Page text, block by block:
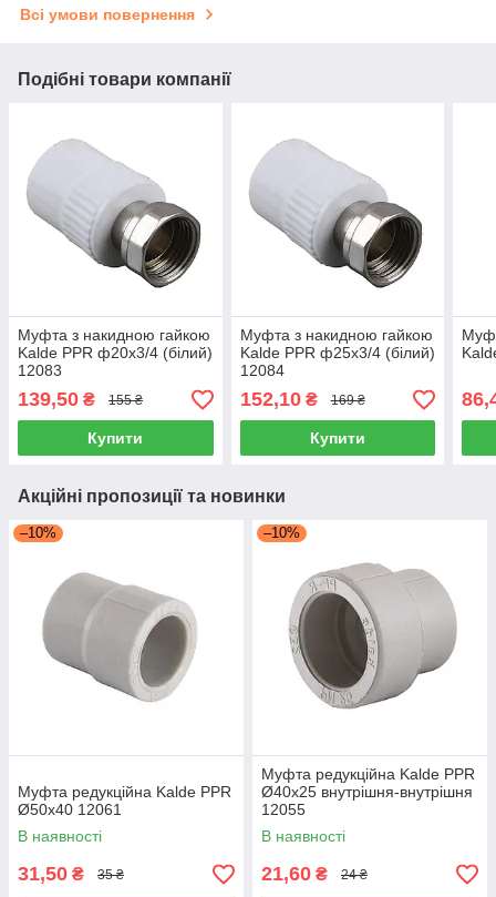
Всі умови повернення
Подібні товари компанії
Муфта з накидною гайкою
Kalde PPR ф20х3/4 (білий)
12083
139,50 ₴ 155 ₴
Купити
Муфта з накидною гайкою
Kalde PPR ф25х3/4 (білий)
12084
152,10₴ 169 ₴
Купити
Акційні пропозиції та новинки
–10%
Муфта редукційна Kalde PPR
Ø50x40 12061
В наявності
31,50 ₴ 35 ₴
–10%
Муфта редукційна Kalde PPR
Ø40x25 внутрішня-внутрішня
12055
В наявності
21,60 ₴ 24 ₴